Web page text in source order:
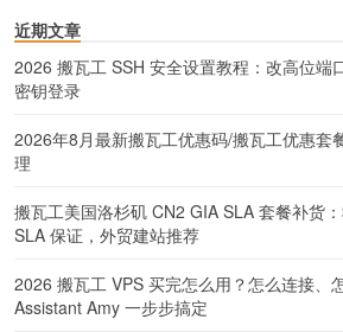
近期文章
2026 搬瓦工 SSH 安全设置教程：改高位端
密钥登录
2026年8月最新搬瓦工优惠码/搬瓦工优惠套
理
搬瓦工美国洛杉矶 CN2 GIA SLA 套餐补货
SLA 保证，外贸建站推荐
2026 搬瓦工 VPS 买完怎么用？怎么连接、
Assistant Amy 一步步搞定